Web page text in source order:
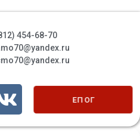
454-68-70
ЕП ОГ